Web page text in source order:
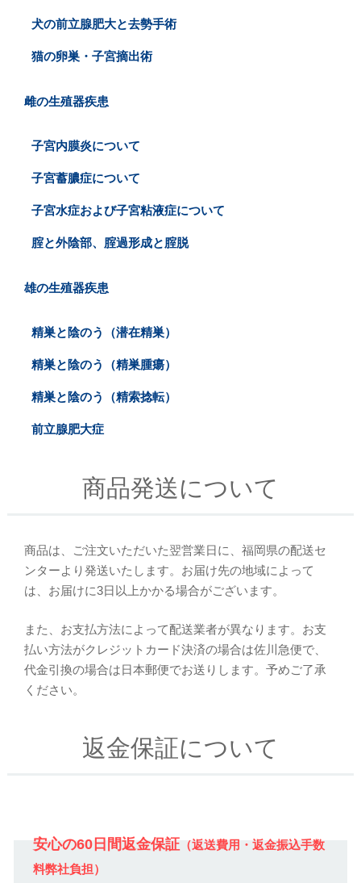
犬の前立腺肥大と去勢手術
猫の卵巣・子宮摘出術
雌の生殖器疾患
子宮内膜炎について
子宮蓄膿症について
子宮水症および子宮粘液症について
腟と外陰部、腟過形成と腟脱
雄の生殖器疾患
精巣と陰のう（潜在精巣）
精巣と陰のう（精巣腫瘍）
精巣と陰のう（精索捻転）
前立腺肥大症
商品発送について
商品は、ご注文いただいた翌営業日に、福岡県の配送セ
ンターより発送いたします。お届け先の地域によって
は、お届けに3日以上かかる場合がございます。
また、お支払方法によって配送業者が異なります。お支
払い方法がクレジットカード決済の場合は佐川急便で、
代金引換の場合は日本郵便でお送りします。予めご了承
ください。
返金保証について
安心の60日間返金保証 （返送費用・返金振込手数
料弊社負担）